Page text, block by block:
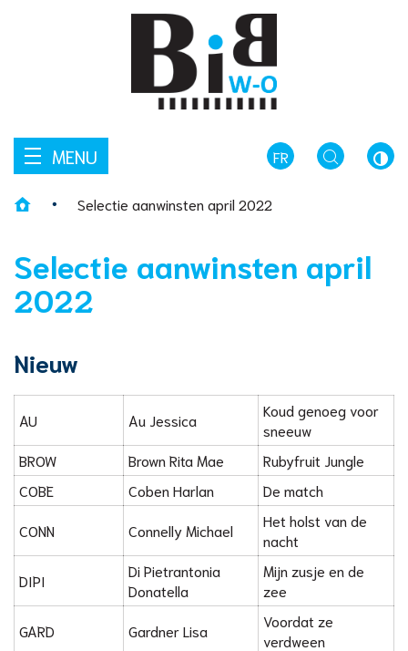
inhoud
MENU
FR
Selectie aanwinsten april 2022
Selectie aanwinsten april
2022
Nieuw
AU Au Jessica
Koud genoeg voor
sneeuw
BROW
Brown Rita Mae
Rubyfruit Jungle
COBE
Coben Harlan De match
CONN Connelly Michael
Het holst van de
nacht
DIPI
Di Pietrantonia
Donatella
Mijn zusje en de
zee
GARD Gardner Lisa
Voordat ze
verdween